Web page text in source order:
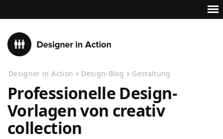
Designer in Action Design-Blog Gestaltung
Professionelle Design-
Vorlagen von creativ
collection